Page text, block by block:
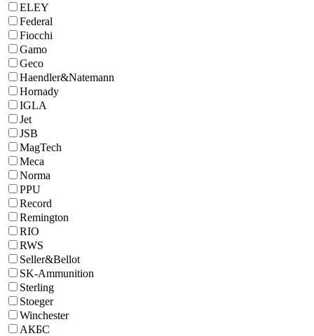
ELEY
Federal
Fiocchi
Gamo
Geco
Haendler&Natemann
Hornady
IGLA
Jet
JSB
MagTech
Meca
Norma
PPU
Record
Remington
RIO
RWS
Seller&Bellot
SK-Ammunition
Sterling
Stoeger
Winchester
АКБС